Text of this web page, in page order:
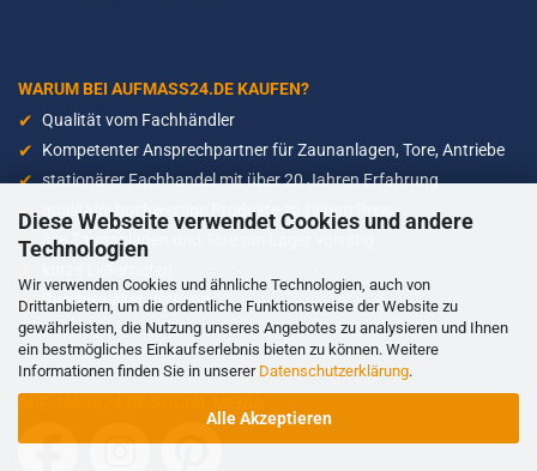
Diese Webseite verwendet Cookies und andere
Technologien
Wir verwenden Cookies und ähnliche Technologien, auch von
Drittanbietern, um die ordentliche Funktionsweise der Website zu
gewährleisten, die Nutzung unseres Angebotes zu analysieren und Ihnen
ein bestmögliches Einkaufserlebnis bieten zu können. Weitere
Informationen finden Sie in unserer Datenschutzerklärung.
Alle Akzeptieren
WARUM BEI AUFMASS24.DE KAUFEN?
Qualität vom Fachhändler
Kompetenter Ansprechpartner für Zaunanlagen, Tore, Antriebe
stationärer Fachhandel mit über 20 Jahren Erfahrung
qualitativ hochwertige Produkte zu fairem Preis
alle Zaunanlagen und Tore am Lager vorrätig
Bundesweiter Versand
AUF-MASS24.DE SOCIAL MEDIA